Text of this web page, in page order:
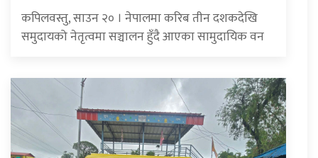
कपिलवस्तु, साउन २० । नेपालमा करिब तीन दशकदेखि
समुदायको नेतृत्वमा सञ्चालन हुँदै आएका सामुदायिक वन